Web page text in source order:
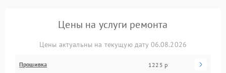
Цены на услуги ремонта
Цены актуальны на текущую дату 06.08.2026
Прошивка 1225 р